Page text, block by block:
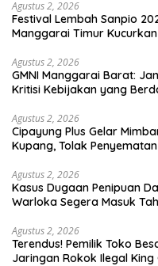
Agustus 2, 2026
Festival Lembah Sanpio
Manggarai Timur
Agustus 2, 2026
GMNI Manggarai Barat:
Kritisi Kebijakan yang
Agustus 2, 2026
Cipayung Plus Gelar
Kupang, Tolak
Agustus 2, 2026
Kasus Dugaan Penipuan
Warloka Segera Masuk
Agustus 2, 2026
Terendus! Pemilik Toko
Jaringan Rokok Ilegal King